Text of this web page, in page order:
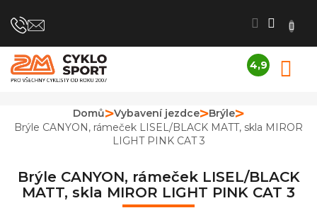
na
4,9
je
4,9
Domů Vybavení jezdce
Brýle
Brýle CANYON, rámeček LISEL/BLACK MATT, skla MIROR
LIGHT PINK CAT 3
Brýle CANYON, rámeček LISEL/BLACK
MATT, skla MIROR LIGHT PINK CAT 3